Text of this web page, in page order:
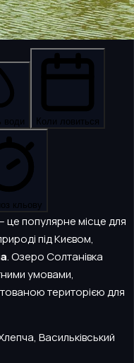
води
Коли ловиться
кльову
це популярне місце для
під Києвом,
. Озеро Солтанівка
умовами,
територією для
Васильківський